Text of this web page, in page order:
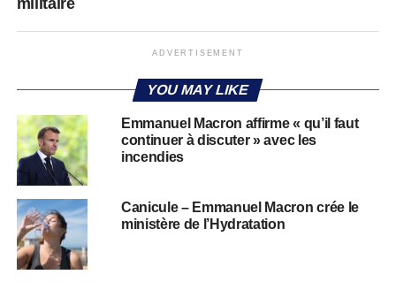
ADVERTISEMENT
YOU MAY LIKE
Emmanuel Macron affirme « qu’il faut
continuer à discuter » avec les
incendies
Canicule – Emmanuel Macron crée le
ministère de l’Hydratation